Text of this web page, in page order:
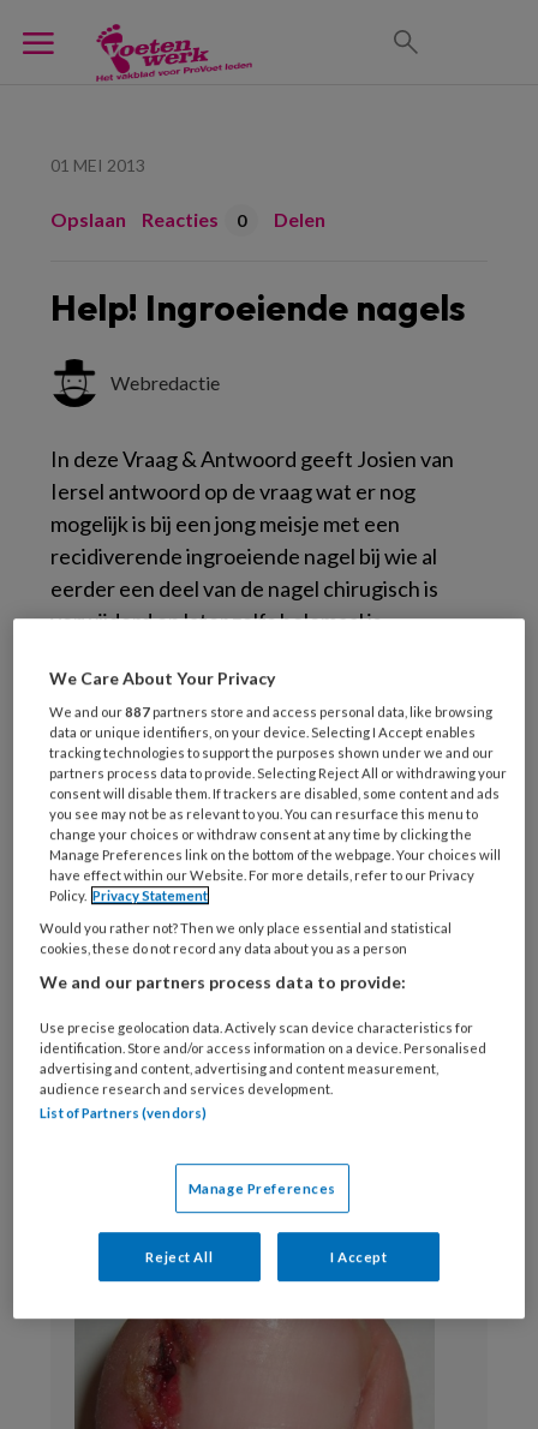
01 MEI 2013
Opslaan Reacties 0 Delen
Help! Ingroeiende nagels
Webredactie
In deze Vraag & Antwoord geeft Josien van
Iersel antwoord op de vraag wat er nog
mogelijk is bij een jong meisje met een
recidiverende ingroeiende nagel bij wie al
eerder een deel van de nagel chirugisch is
verwijderd en later zelfs helemaal is
Help! Ingroeiende nagels.Podopost2013
mei;26(4)(PDF).
Reageer op dit artikel Deel dit artikel
fenolisatie Ingroeiende nagel
Josien van Iersel parti�le nagelextractie
Webredactie
We Care About Your Privacy
We and our887 partners store and access personal data, like browsing
data or unique identifiers, on your device. Selecting I Accept enables
tracking technologies to support the purposes shown under we and our
partners process data to provide. Selecting Reject All or withdrawing your
consent will disable them. If trackers are disabled, some content and ads
you see may not be as relevant to you. You can resurface this menu to
change your choices or withdraw consent at any time by clicking the
Manage Preferences link on the bottom of the webpage. Your choices will
have effect within our Website. For more details, refer to our Privacy
Policy. Privacy Statement
Would you rather not? Then we only place essential and statistical
cookies, these do not record any data about you as a person
We and our partners process data to provide:
Use precise geolocation data. Actively scan device characteristics for
identification. Store and/or access information on a device. Personalised
advertising and content, advertising and content measurement,
audience research and services development.
List of Partners (vendors)
Manage Preferences
Reject All I Accept